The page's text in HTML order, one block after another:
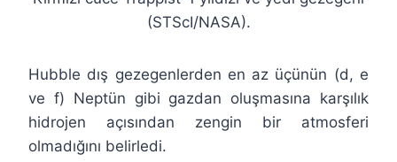
(STScI/NASA).
Hubble dış gezegenlerden en az üçünün (d, e
ve f) Neptün gibi gazdan oluşmasına karşılık
hidrojen açısından zengin bir atmosferi
olmadığını belirledi.